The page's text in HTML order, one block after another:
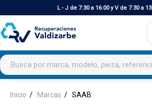
L - J de 7:30 a 16:00 y V de 7:30 a
Buscar productos
Inicio Marcas SAAB